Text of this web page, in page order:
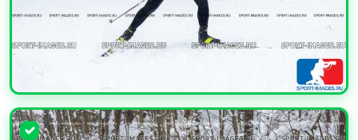
УВЕЛИЧИТЬ